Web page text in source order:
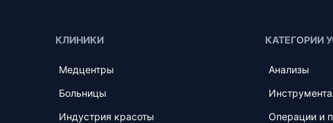
КЛИНИКИ
Медцентры
Больницы
Индустрия красоты
КАТЕГОРИИ
Анализы
Операции и